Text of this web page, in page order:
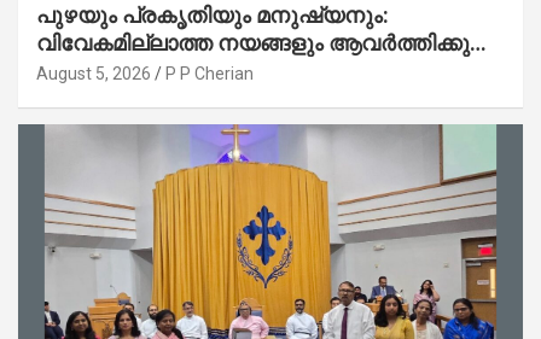
പുഴയും പ്രകൃതിയും മനുഷ്യനും:
വിവേകമില്ലാത്ത നയങ്ങളും ആവർത്തിക്കുന്ന
ദുരന്തങ്ങളും : റവ. ജെയിംസ് കെ.
August 5, 2026 P P Cherian